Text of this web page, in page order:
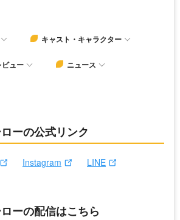
キャスト・キャラクター
ビュー ニュース
ーの公式リンク
Instagram LINE
ーの配信はこちら